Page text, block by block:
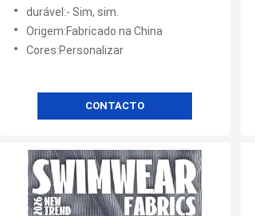
Luxe Fabric Personalizável
durável:- Sim, sim.
Origem:Fabricado na China
Cores:Personalizar
CONTACTO